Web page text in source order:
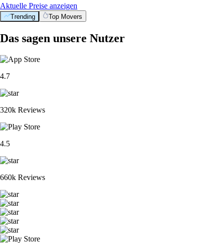
Aktuelle Preise anzeigen
Trending Top Movers
Das sagen unsere Nutzer
4.7
320k Reviews
4.5
660k Reviews